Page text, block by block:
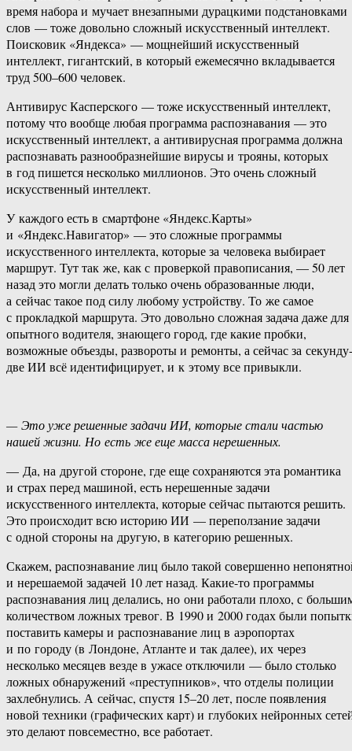
время набора и мучает внезапными дурацкими подстановками
слов — тоже довольно сложный искусственный интеллект.
Поисковик «Яндекса» — мощнейший искусственный
интеллект, гигантский, в который ежемесячно вкладывается
труд 500–600 человек.
Антивирус Касперского — тоже искусственный интеллект,
потому что вообще любая программа распознавания — это
искусственный интеллект, а антивирусная программа должна
распознавать разнообразнейшие вирусы и трояны, которых
в год пишется несколько миллионов. Это очень сложный
искусственный интеллект.
У каждого есть в смартфоне «Яндекс.Карты»
и «Яндекс.Навигатор» — это сложные программы
искусственного интеллекта, которые за человека выбирает
маршрут. Тут так же, как с проверкой правописания, — 50 лет
назад это могли делать только очень образованные люди,
а сейчас такое под силу любому устройству. То же самое
с прокладкой маршрута. Это довольно сложная задача даже для
опытного водителя, знающего город, где какие пробки,
возможные объезды, развороты и ремонты, а сейчас за секунду-
две ИИ всё идентифицирует, и к этому все привыкли.
— Это уже решенные задачи ИИ, которые стали частью
нашей жизни. Но есть же еще масса нерешенных.
— Да, на другой стороне, где еще сохраняются эта романтика
и страх перед машиной, есть нерешенные задачи
искусственного интеллекта, которые сейчас пытаются решить.
Это происходит всю историю ИИ — переползание задачи
с одной стороны на другую, в категорию решенных.
Скажем, распознавание лиц было такой совершенно
и нерешаемой задачей 10 лет назад. Какие-то программы
распознавания лиц делались, но они работали плохо, с
количеством ложных тревог. В 1990 и 2000 годах были
поставить камеры и распознавание лиц в аэропортах
и по городу (в Лондоне, Атланте и так далее), их через
несколько месяцев везде в ужасе отключили — было столько
ложных обнаружений «преступников», что отделы полиции
захлебнулись. А сейчас, спустя 15–20 лет, после появления
новой техники (графических карт) и глубоких нейронных
это делают повсеместно, все работает.